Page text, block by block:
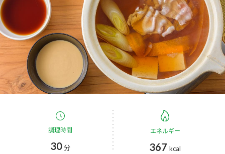
お酢ドリンク ぽん酢
みりん風・料理酒 鍋用調味料
スープ 中華
キャンペーン情報
ブランド・スペシャルサイト
ブランド・スペシャルサイト トップ
商品ブランドサイト
Fibee（ファイビー）
カンタン酢
お酢ドリンク
企業情報
国内事業概要
ミツカングループについて
企業理念
ミツカンを知る
調理時間
30分
エネルギー
367 kcal